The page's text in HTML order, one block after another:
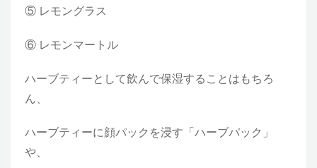
⑤ レモングラス
⑥ レモンマートル
ハーブティーとして飲んで保湿することはもちろ
ん、
ハーブティーに顔パックを浸す「ハーブパック」
や、